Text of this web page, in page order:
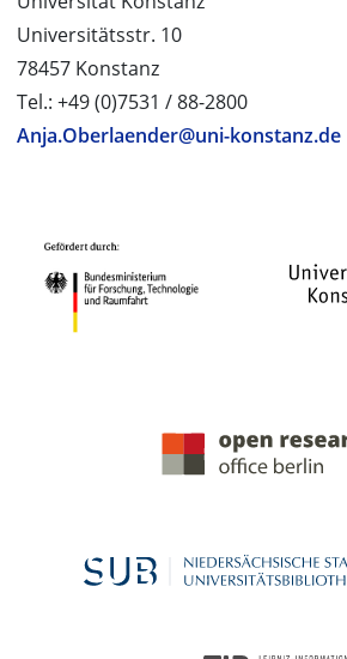
Universitätsstr. 10
78457 Konstanz
Tel.: +49 (0)7531 / 88-2800
Anja.Oberlaender@uni-konstanz.de